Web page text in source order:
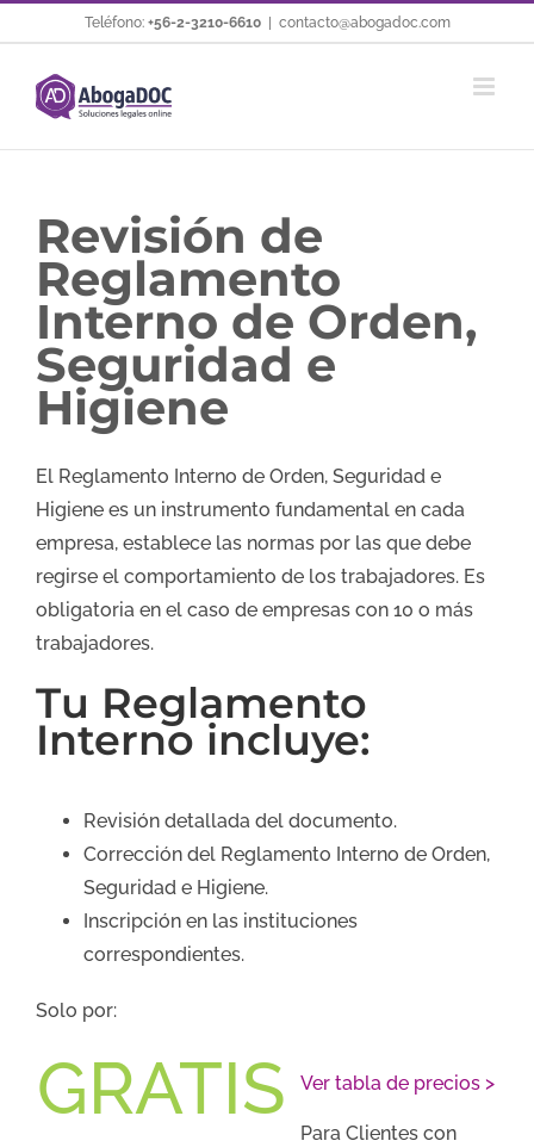
al
contenido
Teléfono: +56-2-3210-6610 contacto@abogadoc.com
Revisión de
Reglamento
Interno de Orden,
Seguridad e
Higiene
El Reglamento Interno de Orden, Seguridad e
Higiene es un instrumento fundamental en cada
empresa, establece las normas por las que debe
regirse el comportamiento de los trabajadores. Es
obligatoria en el caso de empresas con 10 o más
trabajadores.
Tu Reglamento
Interno incluye:
Revisión detallada del documento.
Corrección del Reglamento Interno de Orden,
Seguridad e Higiene.
Inscripción en las instituciones
correspondientes.
Solo por:
GRATIS Ver tabla de precios >
Para Clientes con